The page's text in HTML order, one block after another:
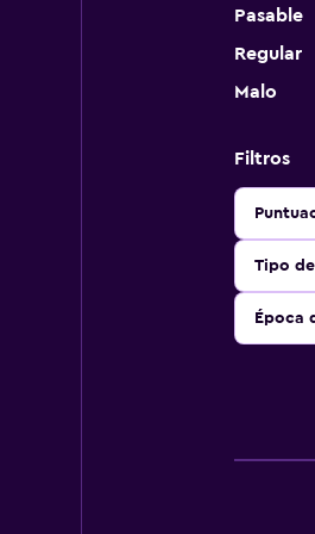
Pasable
Regular
Malo
Filtros
Tipo
Época